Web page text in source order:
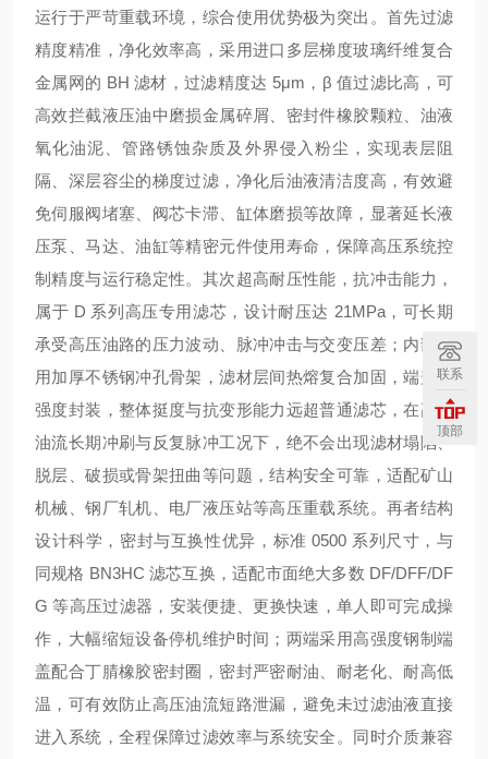
运行于严苛重载环境，综合使用优势极为突出。首先过滤
精度精准，净化效率高 ，采用进口多层梯度玻璃纤维复合
金属网的 BH 滤材，过滤精度达 5μm，β 值过滤比高，可
高效拦截液压油中磨损金属碎屑、密封件橡胶颗粒、油液
氧化油泥、管路锈蚀杂质及外界侵入粉尘，实现表层阻
隔、深层容尘的梯度过滤，净化后油液清洁度高，有效避
免伺服阀堵塞、阀芯卡滞、缸体磨损等故障，显著延长液
压泵、马达、油缸等精密元件使用寿命，保障高压系统控
制精度与运行稳定性。其次超高耐压性能，抗冲击能力 ，
属于 D 系列高压专用滤芯，设计耐压达 21MPa，可长期
承受高压油路的压力波动、脉冲冲击与交变压差；内部采
用加厚不锈钢冲孔骨架，滤材层间热熔复合加固，端盖高
强度封装，整体挺度与抗变形能力远超普通滤芯，在高压
油流长期冲刷与反复脉冲工况下， 绝不会出现滤材塌陷、
脱层、破损或骨架扭曲等问题，结构安全可靠，适配矿山
机械、钢厂轧机、电厂液压站等高压重载系统。再者结构
设计科学，密封与互换性优异 ，标准 0500 系列尺寸，与
同规格 BN3HC 滤芯互换，适配市面绝大多数 DF/DFF/DF
G 等高压过滤器，安装便捷、更换快速，单人即可完成操
作，大幅缩短设备停机维护时间；两端采用高强度钢制端
盖配合丁腈橡胶密封圈，密封严密耐油、耐老化、耐高低
温，可有效防止高压油流短路泄漏，避免未过滤油液直接
进入系统，全程保障过滤效率与系统安全。同时介质兼容
联系
顶部